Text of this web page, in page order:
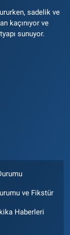
sadelik ve
kaçınıyor ve
sunuyor.
ve Fikstür
Haberleri